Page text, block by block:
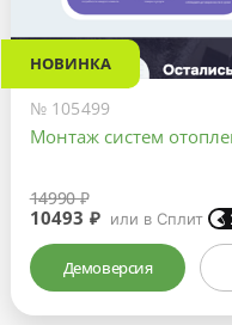
НОВИНКА
№ 105499
Монтаж систем
14990 ₽
10493 ₽ или в Сплит
Демоверсия